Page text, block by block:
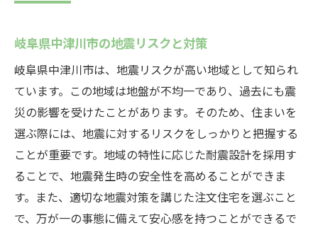
保証の重要性
中津川市での地震被害とその対策
地震保証の有無で変わる住宅選びのポイン
ト
注文住宅における地震保証の長期的なメリ
ット
地震保証付き住宅の購入プロセス
地震保証が提供する精神的な安心感
岐阜県中津川市の地震リスクと対策
岐阜県中津川市は、地震リスクが高い地域として知られ
ています。この地域は地盤が不均一であり、過去にも震
災の影響を受けたことがあります。そのため、住まいを
選ぶ際には、地震に対するリスクをしっかりと把握する
ことが重要です。地域の特性に応じた耐震設計を採用す
ることで、地震発生時の安全性を高めることができま
す。また、適切な地震対策を講じた注文住宅を選ぶこと
で、万が一の事態に備えて安心感を持つことができるで